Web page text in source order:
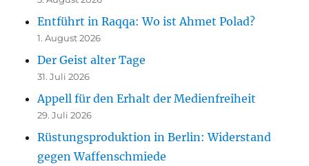
Entführt in Raqqa: Wo ist Ahmet Polad?
1. August 2026
Der Geist alter Tage
31. Juli 2026
Appell für den Erhalt der Medienfreiheit
29. Juli 2026
Rüstungsproduktion in Berlin: Widerstand
gegen Waffenschmiede